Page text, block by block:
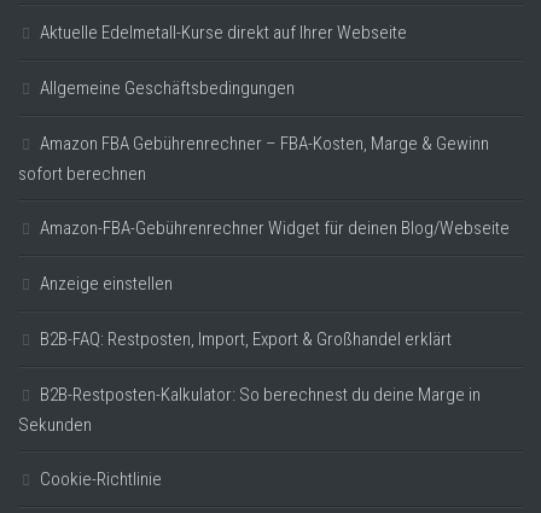
Aktuelle Edelmetall-Kurse direkt auf Ihrer Webseite
Allgemeine Geschäftsbedingungen
Amazon FBA Gebührenrechner – FBA-Kosten, Marge & Gewinn
sofort berechnen
Amazon-FBA-Gebührenrechner Widget für deinen Blog/Webseite
Anzeige einstellen
B2B-FAQ: Restposten, Import, Export & Großhandel erklärt
B2B-Restposten-Kalkulator: So berechnest du deine Marge in
Sekunden
Cookie-Richtlinie